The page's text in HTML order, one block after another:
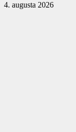
4. augusta 2026